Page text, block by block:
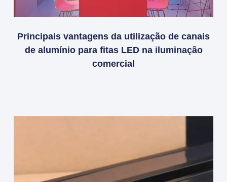
Principais vantagens da utilização de canais
de alumínio para fitas LED na iluminação
comercial